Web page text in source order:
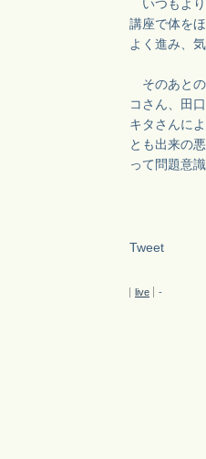
いつもより
講座で体を
よく進み、
そのあとの
コさん、田
キタさんに
とも出来の
って問題意
Tweet
live -